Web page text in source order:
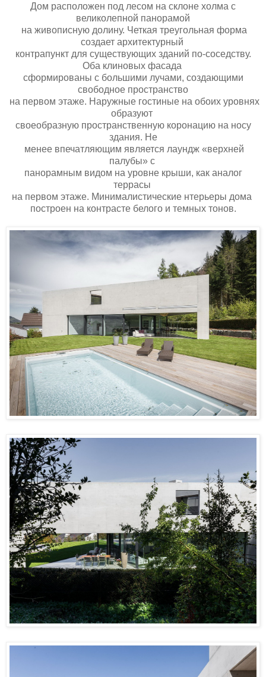
Дом расположен под лесом на склоне холма с
великолепной панорамой
на живописную долину. Четкая треугольная форма
создает архитектурный
контрапункт для существующих зданий по-соседству.
Оба клиновых фасада
сформированы с большими лучами, создающими
свободное пространство
на первом этаже. Наружные гостиные на обоих уровнях
образуют
своеобразную пространственную коронацию на носу
здания. Не
менее впечатляющим является лаундж «верхней
палубы» с
панорамным видом на уровне крыши, как аналог
террасы
на первом этаже. Минималистические нтерьеры дома
построен на контрасте белого и темных тонов.